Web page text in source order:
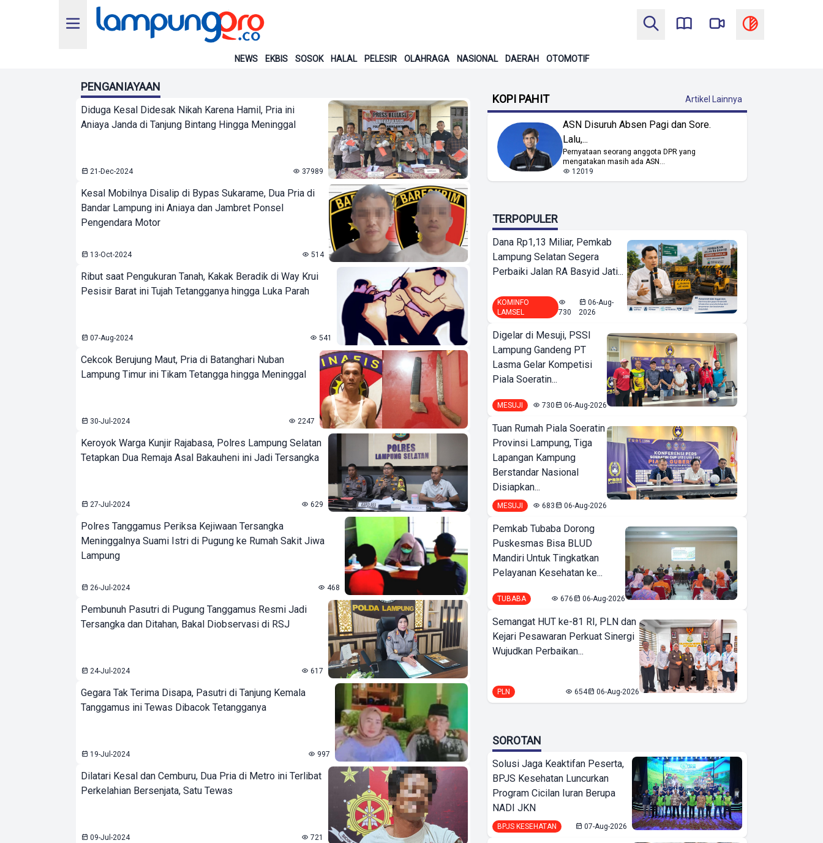
NEWS EKBIS SOSOK HALAL PELESIR OLAHRAGA NASIONAL DAERAH OTOMOTIF
PENGANIAYAAN
Diduga Kesal Didesak Nikah Karena Hamil, Pria ini
Aniaya Janda di Tanjung Bintang Hingga Meninggal
21-Dec-2024 37989
Kesal Mobilnya Disalip di Bypas Sukarame, Dua Pria di
Bandar Lampung ini Aniaya dan Jambret Ponsel
Pengendara Motor
13-Oct-2024 514
Ribut saat Pengukuran Tanah, Kakak Beradik di Way Krui
Pesisir Barat ini Tujah Tetangganya hingga Luka Parah
07-Aug-2024 541
Cekcok Berujung Maut, Pria di Batanghari Nuban
Lampung Timur ini Tikam Tetangga hingga Meninggal
30-Jul-2024 2247
Keroyok Warga Kunjir Rajabasa, Polres Lampung Selatan
Tetapkan Dua Remaja Asal Bakauheni ini Jadi Tersangka
27-Jul-2024 629
Polres Tanggamus Periksa Kejiwaan Tersangka
Meninggalnya Suami Istri di Pugung ke Rumah Sakit Jiwa
Lampung
26-Jul-2024 468
Pembunuh Pasutri di Pugung Tanggamus Resmi Jadi
Tersangka dan Ditahan, Bakal Diobservasi di RSJ
24-Jul-2024 617
Gegara Tak Terima Disapa, Pasutri di Tanjung Kemala
Tanggamus ini Tewas Dibacok Tetangganya
19-Jul-2024 997
Dilatari Kesal dan Cemburu, Dua Pria di Metro ini Terlibat
Perkelahian Bersenjata, Satu Tewas
09-Jul-2024 721
KOPI PAHIT Artikel Lainnya
ASN Disuruh Absen Pagi dan Sore.
Lalu,...
Pernyataan seorang anggota DPR yang
mengatakan masih ada ASN...
12019
TERPOPULER
Dana Rp1,13 Miliar, Pemkab
Lampung Selatan Segera
Perbaiki Jalan RA Basyid Jati...
KOMINFO
LAMSEL
730
06-Aug-
2026
Digelar di Mesuji, PSSI
Lampung Gandeng PT
Lasma Gelar Kompetisi
Piala Soeratin...
MESUJI 730 06-Aug-2026
Tuan Rumah Piala Soeratin
Provinsi Lampung, Tiga
Lapangan Kampung
Berstandar Nasional
Disiapkan...
MESUJI 683 06-Aug-2026
Pemkab Tubaba Dorong
Puskesmas Bisa BLUD
Mandiri Untuk Tingkatkan
Pelayanan Kesehatan ke...
TUBABA 676 06-Aug-2026
Semangat HUT ke-81 RI, PLN dan
Kejari Pesawaran Perkuat Sinergi
Wujudkan Perbaikan...
PLN 654 06-Aug-2026
SOROTAN
Solusi Jaga Keaktifan Peserta,
BPJS Kesehatan Luncurkan
Program Cicilan Iuran Berupa
NADI JKN
BPJS KESEHATAN 07-Aug-2026